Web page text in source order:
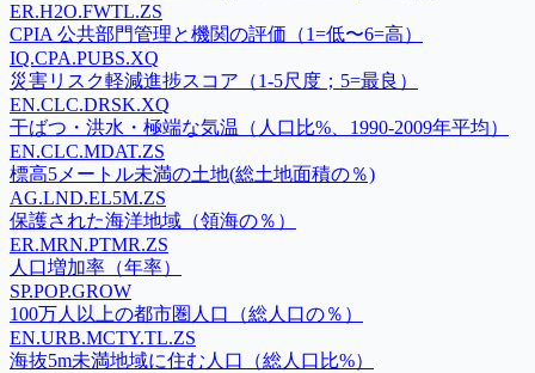
ER.H2O.FWTL.ZS
CPIA 公共部門管理と機関の評価（1=低〜6=高）
IQ.CPA.PUBS.XQ
災害リスク軽減進捗スコア（1-5尺度；5=最良）
EN.CLC.DRSK.XQ
干ばつ・洪水・極端な気温（人口比%、1990-2009年平均）
EN.CLC.MDAT.ZS
標高5メートル未満の土地(総土地面積の％)
AG.LND.EL5M.ZS
保護された海洋地域（領海の％）
ER.MRN.PTMR.ZS
人口増加率（年率）
SP.POP.GROW
100万人以上の都市圏人口（総人口の％）
EN.URB.MCTY.TL.ZS
海抜5m未満地域に住む人口（総人口比%）